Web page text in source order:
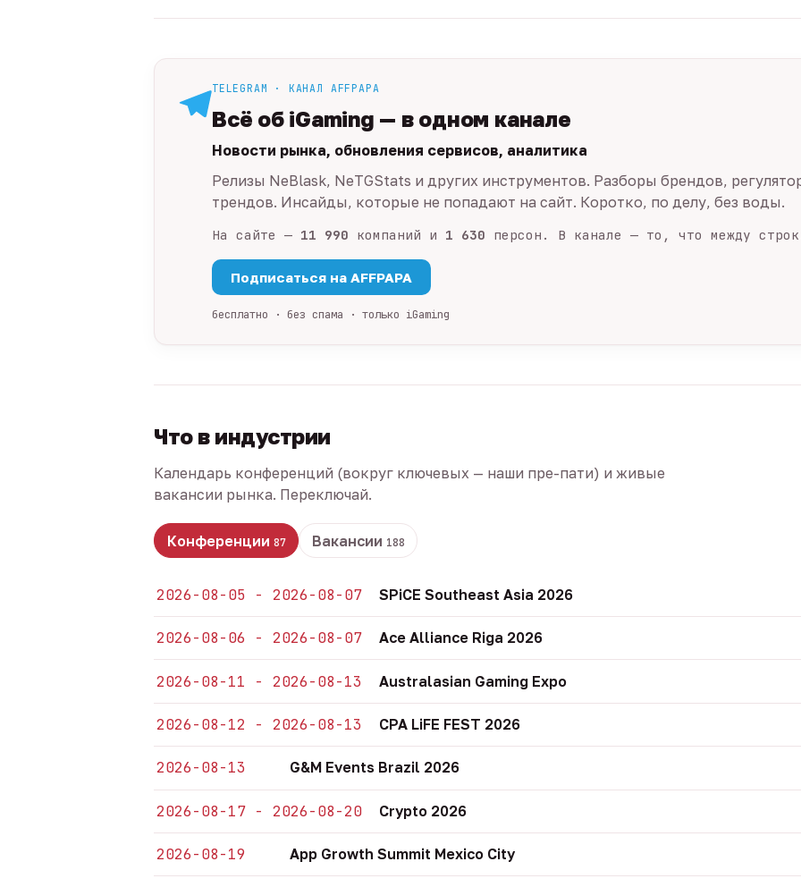
TELEGRAM · КАНАЛ AFFPAPA
Всё об iGaming — в одном канале
Новости рынка, обновления сервисов, аналитика
Релизы NeBlask, NeTGStats и других инструментов. Разборы брендов,
трендов. Инсайды, которые не попадают на сайт. Коротко, по делу, без воды.
На сайте — 11 990 компаний и 1 630 персон. В канале — то, что между
Подписаться на AFFPAPA
бесплатно · без спама · только iGaming
Что в индустрии
Календарь конференций (вокруг ключевых — наши пре-пати) и живые
вакансии рынка. Переключай.
Конференции 87 Вакансии 188
2026-08-05 - 2026-08-07 SPiCE Southeast Asia 2026
2026-08-06 - 2026-08-07 Ace Alliance Riga 2026
2026-08-11 - 2026-08-13 Australasian Gaming Expo
2026-08-12 - 2026-08-13 CPA LiFE FEST 2026
2026-08-13 G&M Events Brazil 2026
2026-08-17 - 2026-08-20 Crypto 2026
2026-08-19 App Growth Summit Mexico City